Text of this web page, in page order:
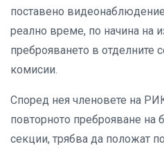
поставено
реално време, по начина на
преброяването в отделните
комисии.
Според нея членовете на
повторното преброяване на
секции, трябва да положат